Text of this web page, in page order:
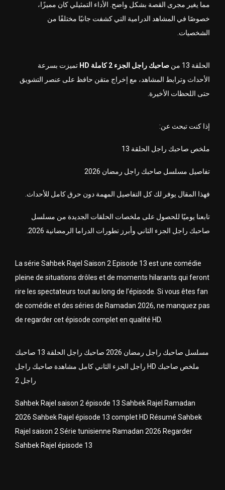
مما يغير مجرى القصة بشكل واضح. الأداء التمثيلي كان مميزًا،
خصوصًا في المشاهد الدرامية التي كشفت جانبًا مختلفًا من
الشخصيات.
الحلقة 13 من صاحبك راجل الجزء 2 كاملة HD
تميزت بسرعة
الأحداث وترابط المشاهد، مع إخراج متقن حافظ على عنصر التشويق
حتى اللحظات الأخيرة.
إذا كنت تبحث عن:
ملخص صاحبك راجل الحلقة 13
تفاصيل مسلسل صاحبك راجل رمضان 2026
فهذا المقال يوفر لك كل التفاصيل المهمة دون حرق كامل للأحداث.
تابعنا يوميًا للحصول على ملخصات الحلقات الجديدة من مسلسل
صاحبك راجل الجزء الثاني وأبرز تطورات الدراما الرمضانية 2026.
La série Sahbek Rajel Saison 2 Episode 13 est une comédie
pleine de situations drôles et de moments hilarants qui feront
rire les spectateurs tout au long de l’épisode. Si vous êtes fan
de comédie et des séries de Ramadan 2026, ne manquez pas
de regarder cet épisode complet en qualité HD.
مسلسل صاحبك راجل رمضان 2026 صاحبك راجل الحلقة 13 صاحبك
راجل الجزء الثاني كامل مشاهدة صاحبك راجل HD ملخص صاحبك
راجل 2
Sahbek Rajel saison 2 épisode 13 Sahbek Rajel Ramadan
2026 Sahbek Rajel épisode 13 complet HD Résumé Sahbek
Rajel saison 2 Série tunisienne Ramadan 2026 Regarder
Sahbek Rajel épisode 13